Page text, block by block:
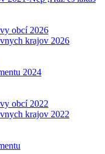
obcí 2026
krajov 2026
2024
obcí 2022
krajov 2022